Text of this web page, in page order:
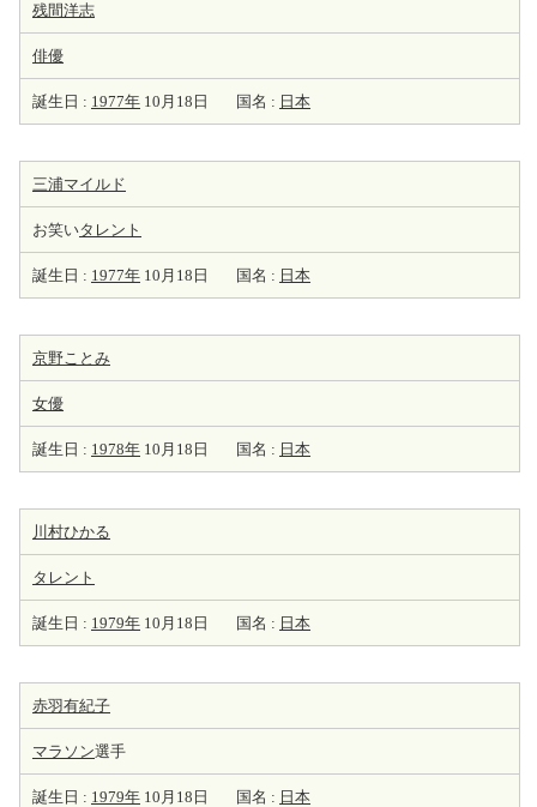
残間洋志
俳優
誕生日 : 1977年 10月18日 国名 : 日本
三浦マイルド
お笑いタレント
誕生日 : 1977年 10月18日 国名 : 日本
京野ことみ
女優
誕生日 : 1978年 10月18日 国名 : 日本
川村ひかる
タレント
誕生日 : 1979年 10月18日 国名 : 日本
赤羽有紀子
マラソン選手
誕生日 : 1979年 10月18日 国名 : 日本